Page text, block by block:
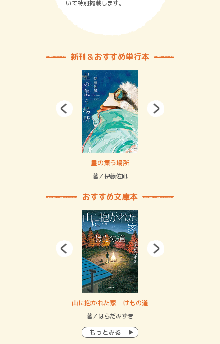
いて特別掲載します。
新刊＆おすすめ単行本
星の集う場所
著／伊藤佐凪
おすすめ文庫本
山に抱かれた家 けもの道
著／はらだみずき
もっとみる